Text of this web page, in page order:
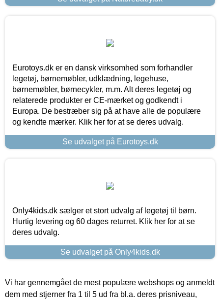
Eurotoys.dk er en dansk virksomhed som forhandler
legetøj, børnemøbler, udklædning, legehuse,
børnemøbler, børnecykler, m.m. Alt deres legetøj og
relaterede produkter er CE-mærket og godkendt i
Europa. De bestræber sig på at have alle de populære
og kendte mærker. Klik her for at se deres udvalg.
Se udvalget på Eurotoys.dk
Only4kids.dk sælger et stort udvalg af legetøj til børn.
Hurtig levering og 60 dages returret. Klik her for at se
deres udvalg.
Se udvalget på Only4kids.dk
Vi har gennemgået de mest populære webshops og anmeldt
dem med stjerner fra 1 til 5 ud fra bl.a. deres prisniveau,